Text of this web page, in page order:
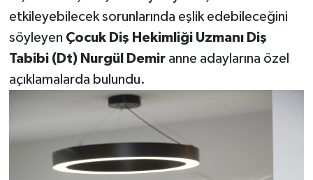
etkileyebilecek sorunlarında eşlik edebileceğini
söyleyen Çocuk Diş Hekimliği Uzmanı Diş
Tabibi (Dt) Nurgül Demir anne adaylarına özel
açıklamalarda bulundu.